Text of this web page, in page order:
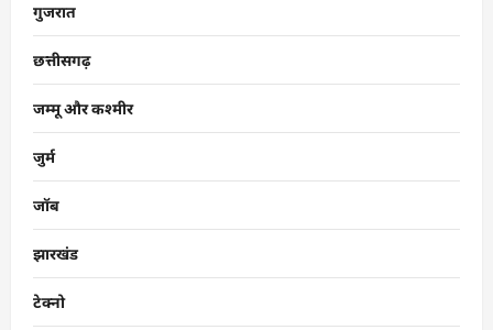
गुजरात
छत्तीसगढ़
जम्मू और कश्मीर
जुर्म
जॉब
झारखंड
टेक्नो